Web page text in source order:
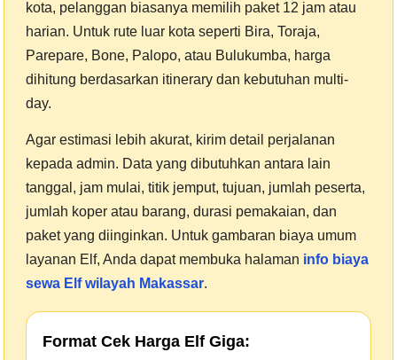
kota, pelanggan biasanya memilih paket 12 jam atau
harian. Untuk rute luar kota seperti Bira, Toraja,
Parepare, Bone, Palopo, atau Bulukumba, harga
dihitung berdasarkan itinerary dan kebutuhan multi-
day.
Agar estimasi lebih akurat, kirim detail perjalanan
kepada admin. Data yang dibutuhkan antara lain
tanggal, jam mulai, titik jemput, tujuan, jumlah peserta,
jumlah koper atau barang, durasi pemakaian, dan
paket yang diinginkan. Untuk gambaran biaya umum
layanan Elf, Anda dapat membuka halaman info biaya
sewa Elf wilayah Makassar.
Format Cek Harga Elf Giga: